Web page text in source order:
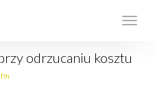
odrzucaniu kosztu
fm